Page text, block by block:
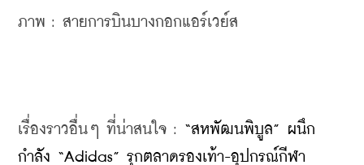
ภาพ : สายการบินบางกอกแอร์เวย์ส
เรื่องราวอื่นๆ ที่น่าสนใจ : “สหพัฒนพิบูล” ผนึก
กำลัง “Adidas” รุกตลาดรองเท้า-อุปกรณ์กีฬา